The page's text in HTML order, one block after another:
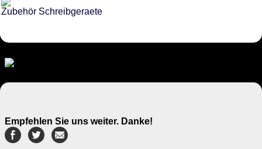
Zubehör Schreibgeraete
Empfehlen Sie uns weiter. Danke!